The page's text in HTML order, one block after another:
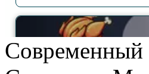
Современный